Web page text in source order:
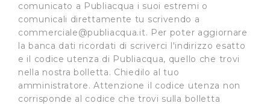
comunicato a Publiacqua i suoi estremi o
comunicali direttamente tu scrivendo a
commerciale@publiacqua.it. Per poter aggiornare
la banca dati ricordati di scriverci l'indirizzo esatto
e il codice utenza di Publiacqua, quello che trovi
nella nostra bolletta. Chiedilo al tuo
amministratore. Attenzione il codice utenza non
corrisponde al codice che trovi sulla bolletta